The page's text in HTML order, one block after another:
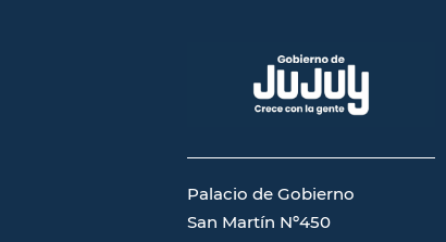
Palacio de Gobierno
San Martín Nº450